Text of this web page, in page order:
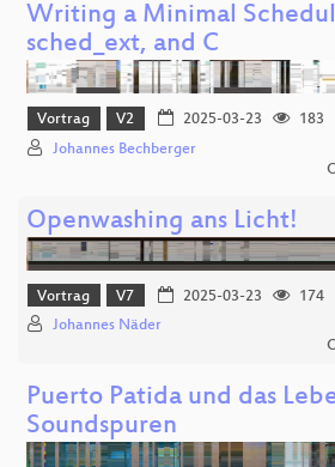
Writing a Minimal
sched_ext, and C
Vortrag V2 2025-03-23
183
Johannes Bechberger
Openwashing ans Licht!
Vortrag V7 2025-03-23
174
Johannes Näder
Puerto Patida und das
Soundspuren